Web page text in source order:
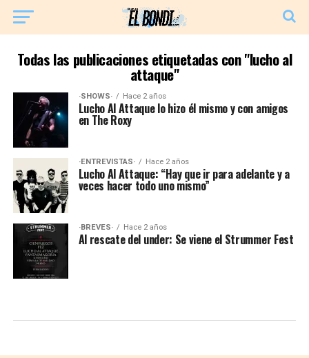
Todas las publicaciones etiquetadas con "lucho al
attaque"
·SHOWS· Hace 2 años
Lucho Al Attaque lo hizo él mismo y con amigos
en The Roxy
·ENTREVISTAS· Hace 2 años
Lucho Al Attaque: “Hay que ir para adelante y a
veces hacer todo uno mismo”
·BREVES· Hace 2 años
Al rescate del under: Se viene el Strummer Fest